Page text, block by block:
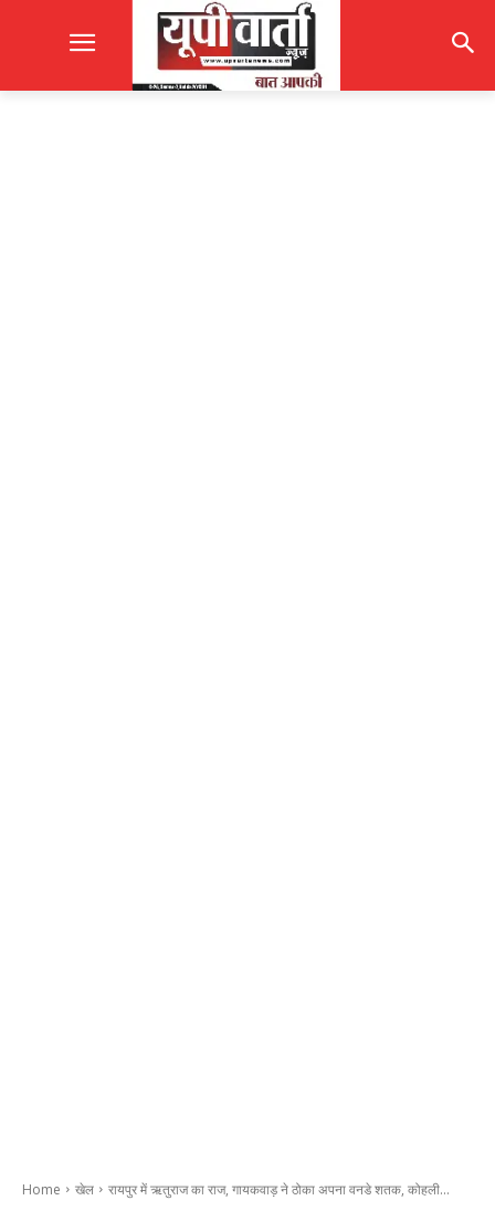
Home खेल रायपुर में ऋतुराज का राज, गायकवाड़ ने ठोका अपना वनडे शतक, कोहली...